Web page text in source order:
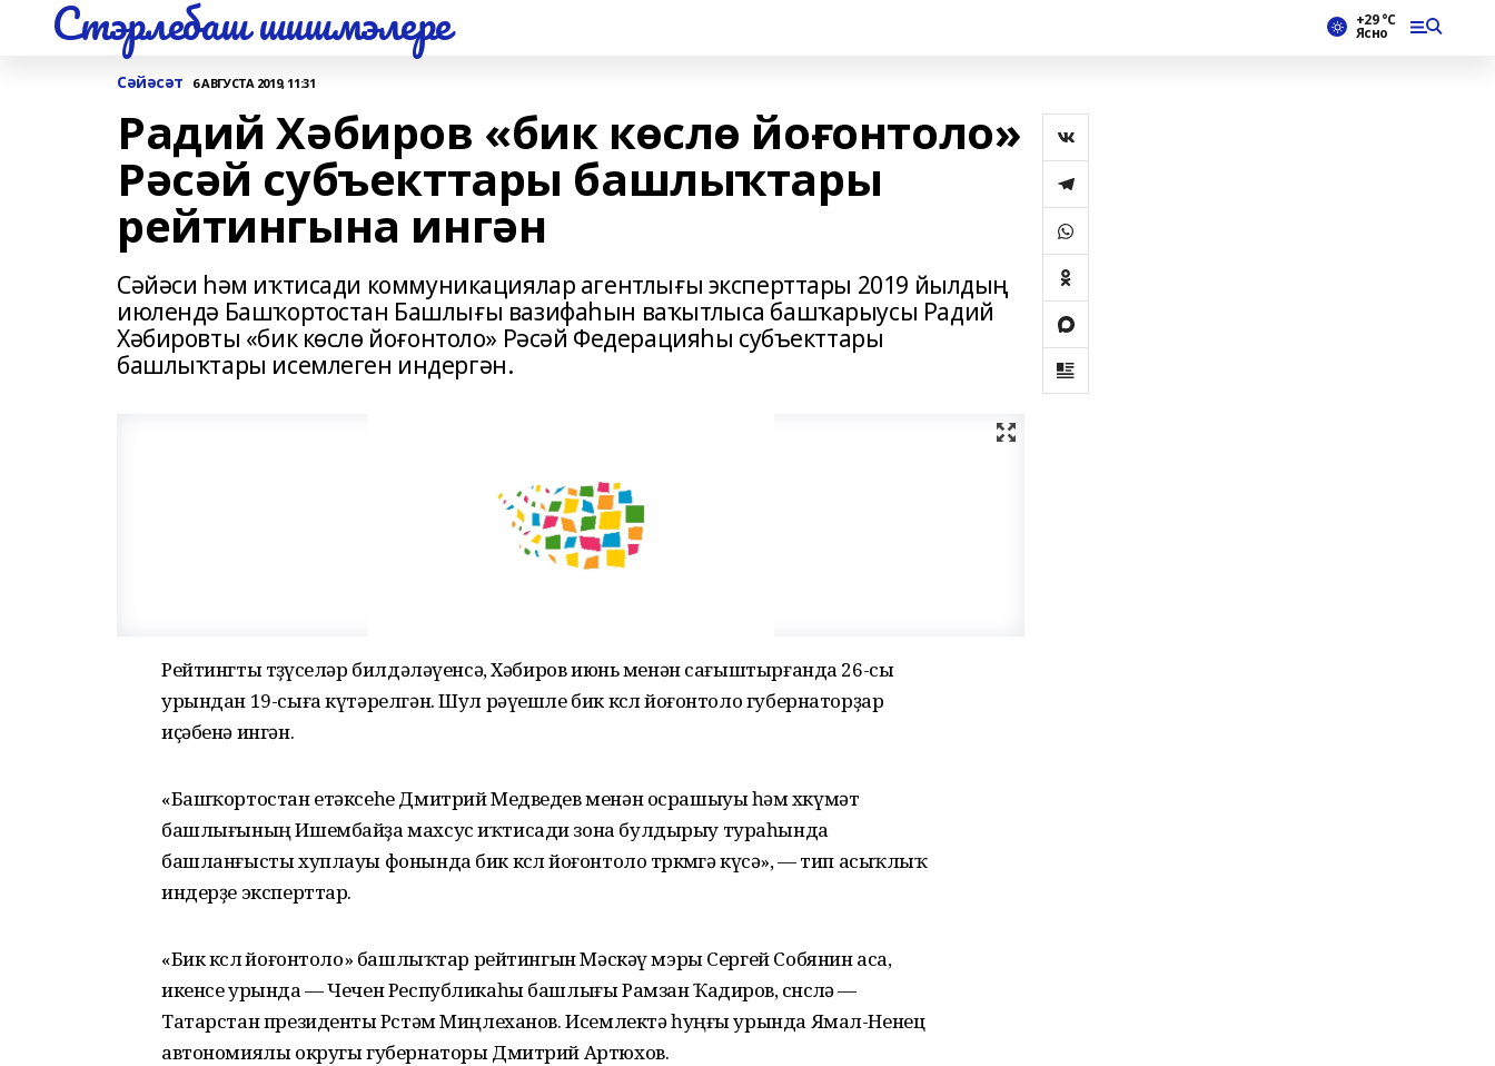
Стэрлебаш шишмэлере +29 °С
Ясно
Сәйәсәт 6 АВГУСТА 2019, 11:31
Радий Хәбиров «бик көслө йоғонтоло»
Рәсәй субъекттары башлыҡтары
рейтингына ингән
Сәйәси һәм иҡтисади коммуникациялар агентлығы эксперттары 2019 йылдың
июлендә Башҡортостан Башлығы вазифаһын ваҡытлыса башҡарыусы Радий
Хәбировты «бик көслө йоғонтоло» Рәсәй Федерацияһы субъекттары
башлыҡтары исемлеген индергән.
Рейтингты төҙөүселәр билдәләүенсә, Хәбиров июнь менән сағыштырғанда 26-сы
урындан 19-сыға күтәрелгән. Шул рәүешле бик көслө йоғонтоло губернаторҙар
иҫәбенә ингән.
«Башҡортостан етәксеһе Дмитрий Медведев менән осрашыуы һәм хөкүмәт
башлығының Ишембайҙа махсус иҡтисади зона булдырыу тураһында
башланғысты хуплауы фонында бик көслө йоғонтоло төркөмгә күсә», — тип асыҡлыҡ
индерҙе эксперттар.
«Бик көслө йоғонтоло» башлыҡтар рейтингын Мәскәү мэры Сергей Собянин аса,
икенсе урында — Чечен Республикаһы башлығы Рамзан Ҡадиров, өсөнсөлә —
Татарстан президенты Рөстәм Миңлеханов. Исемлектә һуңғы урында Ямал-Ненец
автономиялы округы губернаторы Дмитрий Артюхов.